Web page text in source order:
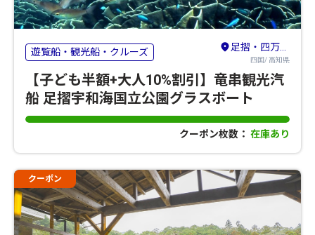
遊覧船・観光船・クルーズ 足摺・四万十・宿毛
四国/ 高知県
【子ども半額+大人10%割引】竜串観光汽
船 足摺宇和海国立公園グラスボート
クーポン枚数： 在庫あり
クーポン